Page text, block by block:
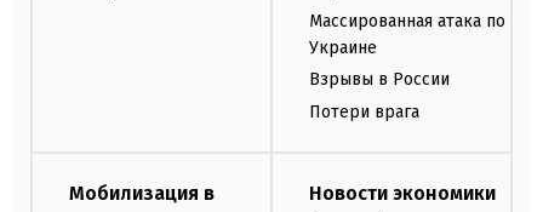
Массированная атака по
Украине
Взрывы в России
Потери врага
Мобилизация в
Новости экономики